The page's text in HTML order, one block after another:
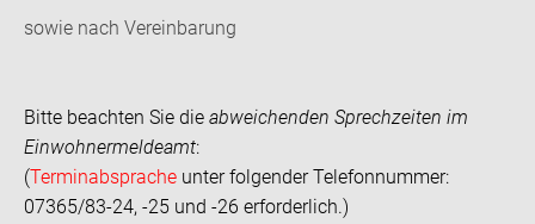
sowie nach Vereinbarung
Bitte beachten Sie die abweichenden Sprechzeiten im
Einwohnermeldeamt:
(Terminabsprache unter folgender Telefonnummer:
07365/83-24, -25 und -26 erforderlich.)